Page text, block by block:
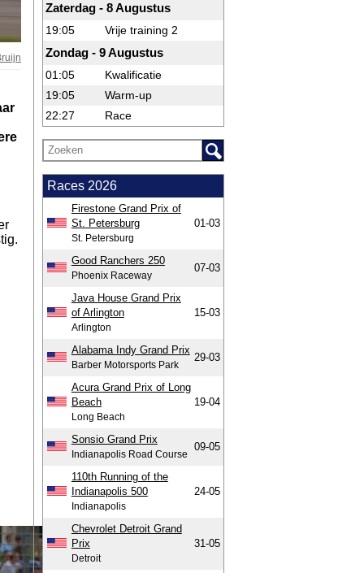
Zaterdag - 8 Augustus
19:05 Vrije training 2
Zondag - 9 Augustus
01:05
Kwalificatie
19:05
Warm-up
22:27
Race
Races 2026
Firestone Grand Prix of
St. Petersburg
St. Petersburg
01-03
Good Ranchers 250
Phoenix Raceway
07-03
Java House Grand Prix
of Arlington
Arlington
15-03
Alabama Indy Grand Prix
Barber Motorsports Park
29-03
Acura Grand Prix of Long
Beach
Long Beach
19-04
Sonsio Grand Prix
Indianapolis Road Course
09-05
110th Running of the
Indianapolis 500
Indianapolis
24-05
Chevrolet Detroit Grand
Prix
Detroit
31-05